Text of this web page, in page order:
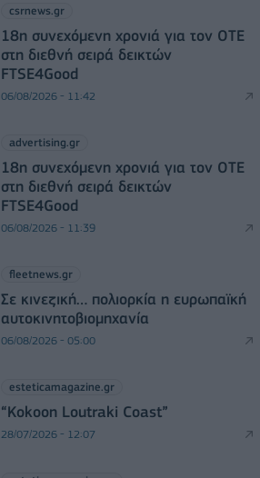
csrnews.gr
18η συνεχόμενη χρονιά για τον ΟΤΕ
στη διεθνή σειρά δεικτών
FTSE4Good
06/08/2026 - 11:42
advertising.gr
18η συνεχόμενη χρονιά για τον ΟΤΕ
στη διεθνή σειρά δεικτών
FTSE4Good
06/08/2026 - 11:39
fleetnews.gr
Σε κινεζική… πολιορκία η ευρωπαϊκή
αυτοκινητοβιομηχανία
06/08/2026 - 05:00
esteticamagazine.gr
“Kokoon Loutraki Coast”
28/07/2026 - 12:07